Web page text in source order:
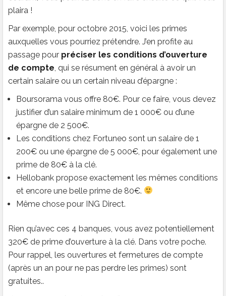
plaira !
Par exemple, pour octobre 2015, voici les primes
auxquelles vous pourriez prétendre. J’en profite au
passage pour préciser les conditions d’ouverture
de compte , qui se résument en général à avoir un
certain salaire ou un certain niveau d’épargne :
Boursorama vous offre 80€. Pour ce faire, vous devez
justifier d’un salaire minimum de 1 000€ ou d’une
épargne de 2 500€.
Les conditions chez Fortuneo sont un salaire de 1
200€ ou une épargne de 5 000€, pour également une
prime de 80€ à la clé.
Hellobank propose exactement les mêmes conditions
et encore une belle prime de 80€.
Même chose pour ING Direct.
Rien qu’avec ces 4 banques, vous avez potentiellement
320€ de prime d’ouverture à la clé. Dans votre poche.
Pour rappel, les ouvertures et fermetures de compte
(après un an pour ne pas perdre les primes) sont
gratuites..